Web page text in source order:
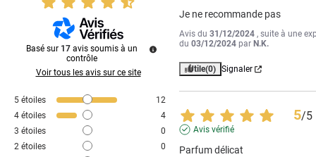
Basé sur 17 avis soumis à un
contrôle
Voir tous les avis sur ce site
5 étoiles
12
4 étoiles
4
3 étoiles
0
2 étoiles
0
Je ne recommande pas
Avis du31/12/2024 , suite à une
du03/12/2024 par N.K.
Utile(0) Signaler
5/5
Avis vérifié
Parfum délicat